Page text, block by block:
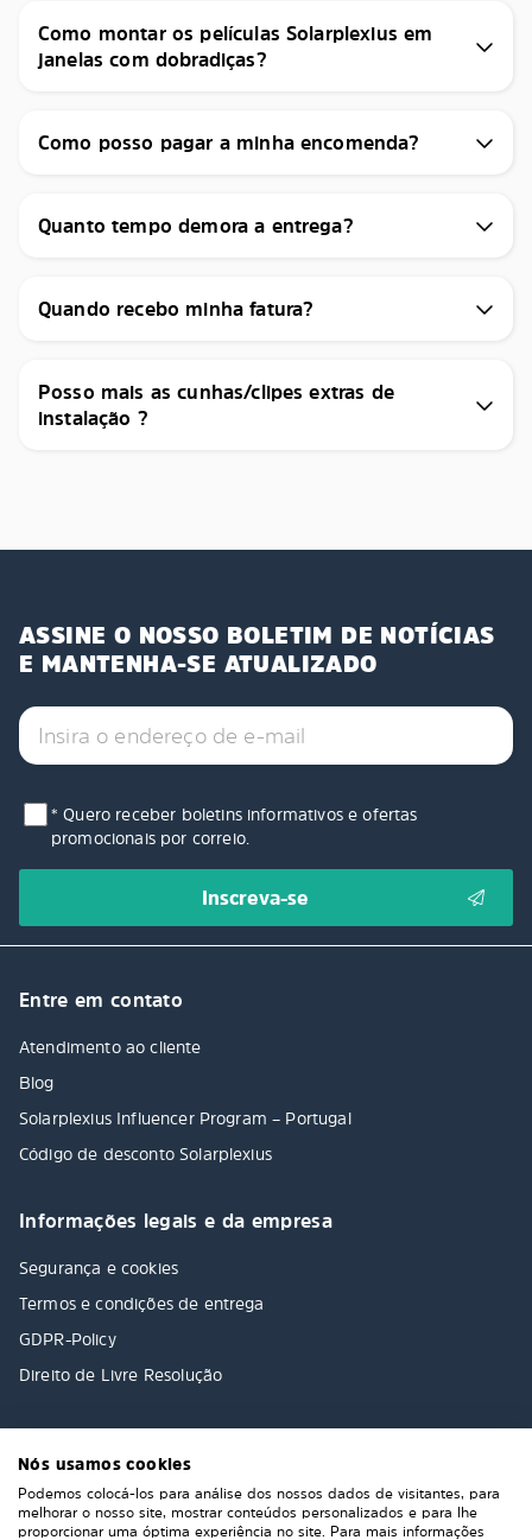
Como montar os películas Solarplexius em
janelas com dobradiças?
Como posso pagar a minha encomenda?
Quanto tempo demora a entrega?
Quando recebo minha fatura?
Posso mais as cunhas/clipes extras de
instalação ?
ASSINE O NOSSO BOLETIM DE NOTÍCIAS
E MANTENHA-SE ATUALIZADO
* Quero receber boletins informativos e ofertas
promocionais por correio.
Entre em contato
Atendimento ao cliente
Blog
Solarplexius Influencer Program – Portugal
Código de desconto Solarplexius
Informações legais e da empresa
Segurança e cookies
Termos e condições de entrega
GDPR-Policy
Direito de Livre Resolução
Nós usamos cookies
Podemos colocá-los para análise dos nossos dados de visitantes, para
melhorar o nosso site, mostrar conteúdos personalizados e para lhe
proporcionar uma óptima experiência no site. Para mais informações